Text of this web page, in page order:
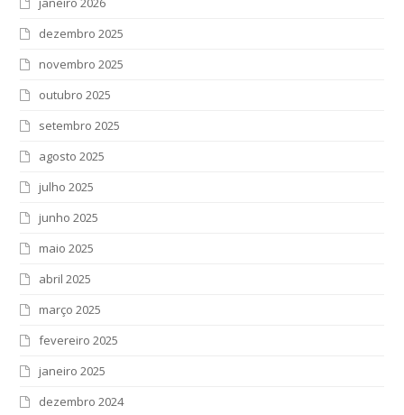
dezembro 2025
novembro 2025
outubro 2025
setembro 2025
agosto 2025
julho 2025
junho 2025
maio 2025
abril 2025
março 2025
fevereiro 2025
janeiro 2025
dezembro 2024